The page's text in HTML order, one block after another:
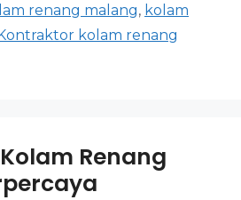
renang malang, kolam
kolam renang
Renang